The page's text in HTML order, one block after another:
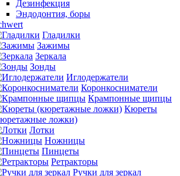
Дезинфекция
Эндодонтия, боры
Гладилки
Зажимы
Зеркала
Зонды
Иглодержатели
Коронкосниматели
Крампонные щипцы
Кюреты
ложки)
Лотки
Ножницы
Пинцеты
Ретракторы
Ручки для зеркал